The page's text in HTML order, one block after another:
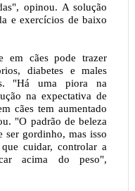
opinou. A solução
e exercícios de baixo
em cães pode trazer
diabetes e males
"Há uma piora na
na expectativa de
cães tem aumentado
"O padrão de beleza
ser gordinho, mas isso
cuidar, controlar a
acima do peso",